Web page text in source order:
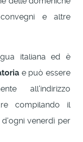
e altre
italiana ed è
e può essere
all'indirizzo
compilando il
venerdì per